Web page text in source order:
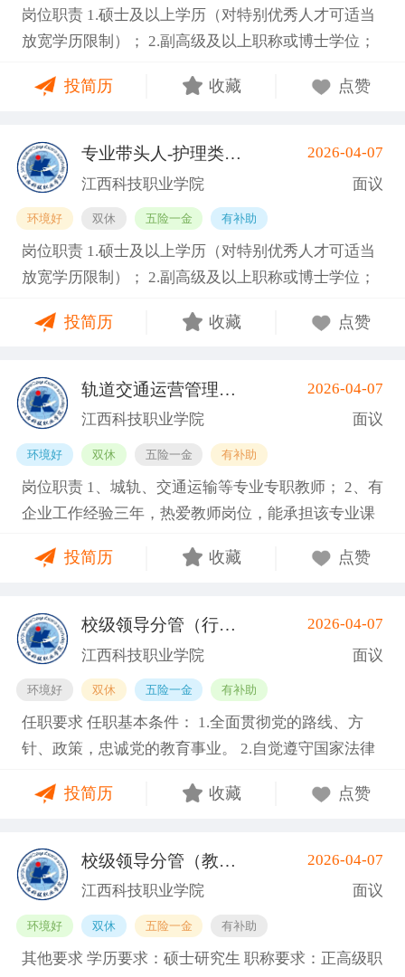
有一定的学术水平和影响力； 6.专业要求：人工智
能、大数据、物联网、云计算等相关专业领域。 7.身
龄一般不超过55周岁，特别优秀者可适当放宽，最高
息工程类 职位类型：学科带头人/学术骨干 工作地
点：江西南昌南昌县向塘镇向塘北大道1389号 招聘人
数： 3 工作性质：全职 其他要求 学历要求：硕士研究
生 职称要求：职称不限 工作经验：5-10年 年龄要
求：不限 海外经历：海外经历不限 政治面貌：不限
需求专业：计算机科学与技术, 人工智能 报名方式：
关专业领域。 7.身体健康，能够全职到岗工作。副教
授及以上职称者年龄一般不超过55周岁，特别优秀者
以上学历（对特别优秀人才可适当放宽学历限制）；
有代表性成果（获奖、论文、专著、学术译著、专
利、咨询报告等）和主持参与的科研项目； 4.具有招
聘岗位所需的任职资格、职业资格、技能要求和身体
条件； 5.熟悉学院专业建设、人才培养工作和教学科
研管理，在本学科领域具有一定的学术水平和影响
力； 6.专业要求：工业机器人技术、电气自动化技
体健康，能够全职到岗工作。副教授及以上职称者年
不超过63周岁。 基本信息 职位名称：专业带头人-机
电工程类 职位类型：学科带头人/学术骨干 工作地
点：江西南昌南昌县向塘镇向塘北大道1389号 招聘人
数： 3 工作性质：全职 其他要求 学历要求：硕士研究
生 职称要求：副高级职称 工作经验：5-10年 年龄要
求：不限 海外经历：海外经历不限 政治面貌：不限
xy@163.com
岗位职责 1.硕士及以上学历（对特别优秀人才可适当
放宽学历限制）； 2.副高级及以上职称或博士学位；
著、学术译著、专利、咨询报告等）和主持参与的科
格、技能要求和身体条件； 5.熟悉学院专业建设、人
才培养工作和教学科研管理，在本学科领域具有一定
的学术水平和影响力； 6.专业要求：交通运输工程
类、信息与通信工程类等相关专业领域。 7.身体健
康，能够全职到岗工作。副教授及以上职称者年龄一
般不超过55周岁，特别优秀者可适当放宽，最高不超
人才可适当放宽学历限制）； 2.副高级及以上职称或
论文、专著、学术译著、专利、咨询报告等）和主持
参与的科研项目； 4.具有招聘岗位所需的任职资格、
职业资格、技能要求和身体条件； 5.熟悉学院专业建
设、人才培养工作和教学科研管理，在本学科领域具
有一定的学术水平和影响力； 6.专业要求：交通运输
工程类、信息与通信工程类等相关专业领域。 7.身体
一般不超过55周岁，特别优秀者可适当放宽，最高不
与艺术类 职位类型：学科带头人/学术骨干 工作地
点：江西南昌南昌县向塘镇向塘北大道1389号 招聘人
生 职称要求：副高级职称 工作经验：5-10年 年龄要
求：不限 海外经历：海外经历不限 政治面貌：不限
需求专业： 建筑学 报名方式：邮箱jkdzyxy@163.com
投简历 收藏 点赞
专业带头人-护理类(南昌县)
2026-04-07
江西科技职业学院
面议
环境好 双休 五险一金 有补助
岗位职责 1.硕士及以上学历（对特别优秀人才可适当
放宽学历限制）； 2.副高级及以上职称或博士学位；
著、学术译著、专利、咨询报告等）和主持参与的科
格、技能要求和身体条件； 5.熟悉学院专业建设、人
才培养工作和教学科研管理，在本学科领域具有一定
的学术水平和影响力； 6.专业要求：康复治疗技术、
护理、基础医学、临床医学、公共卫生与预防医学、
医学技术等相关专业领域。 7.身体健康，能够全职到
岗工作。副教授及以上职称者年龄一般不超过55周
职要求 1.硕士及以上学历；（对特别优秀人才可适当
具备相关专业，有代表性成果（获奖、论文、专著、
学术译著、专利、咨询报告等）和主持参与的科研项
目； 4.具有招聘岗位所需的任职资格、职业资格、技
能要求和身体条件； 5.熟悉学院专业建设、人才培养
工作和教学科研管理，在本学科领域具有一定的学术
水平和影响力； 6.身体健康，能够全职到岗工作。副
者可适当放宽，最高不超过63周岁。 基本信息 职位名
骨干 工作地点：江西南昌南昌县向塘镇向塘北大道13
89号 招聘人数： 3 工作性质：全职 其他要求 学历要
求：硕士研究生 职称要求：副高级职称 工作经验：5-
10年 年龄要求：不限 海外经历：海外经历不限 政治
面貌：不限 需求专业：基础医学, 临床医学, 口腔医学,
投简历 收藏 点赞
轨道交通运营管理类专职教师 (南昌县)
2026-04-07
江西科技职业学院
面议
环境好 双休 五险一金 有补助
岗位职责 1、城轨、交通运输等专业专职教师； 2、有
企业工作经验三年，热爱教师岗位，能承担该专业课
一定年限的相应工作经历或者实践经验，“双师型”教
实，理论与实践相结合的能力强； 4.具有本专业理论
和实践能力和学科建设能力。 其他说明 享受南昌市普
通高等学校教师的教师资格、职称评定和晋升等政
策；按照国家及南昌市相关规定缴纳“五险一金”；享
受南昌市的社会保障、社会福利等相关政策；学校有
完善的工薪体系、职务晋升、进修深造等政策。 基本
型：专职教师/教学科研岗 工作地点：江西南昌南昌县
济管理分院 工作性质：全职 其他要求 学历要求：硕
士研究生 职称要求：职称不限 工作经验：1-3年 海外
经历：海外经历不限 政治面貌：不限 需求专业： 交
通运输工程 该需求专业仅展示一级学科 报名方式：邮
箱jkdzyxy@163.com
投简历 收藏 点赞
校级领导分管（行政、学工） (南昌县)
2026-04-07
江西科技职业学院
面议
环境好 双休 五险一金 有补助
任职要求 任职基本条件： 1.全面贯彻党的路线、方
针、政策，忠诚党的教育事业。 2.自觉遵守国家法律
派、办事公道、勤政廉洁、爱岗敬业，具有良好的个
高校管理工作，具备胜任相应岗位所需的专业业务素
质。 5.具有较强的组织领导能力、综合协调能力和行
政执行能力。 条件： 1.原则上具有硕士学位、正高级
专业技术职称。 2.具有公办、民办副校长工作经历不
少于三年。 3.具有宽广的学术视野，对学校建设具有
投简历 收藏 点赞
校级领导分管（教学、教务） (南昌县)
2026-04-07
江西科技职业学院
面议
环境好 双休 五险一金 有补助
其他要求 学历要求：硕士研究生 职称要求：正高级职